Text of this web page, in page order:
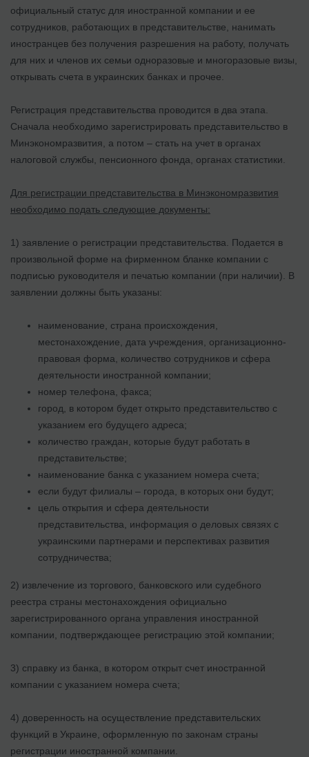
официальный статус для иностранной компании и ее
сотрудников, работающих в представительстве, нанимать
иностранцев без получения разрешения на работу, получать
для них и членов их семьи одноразовые и многоразовые визы,
открывать счета в украинских банках и прочее.
Регистрация представительства проводится в два этапа.
Сначала необходимо зарегистрировать представительство в
Минэкономразвития, а потом – стать на учет в органах
налоговой службы, пенсионного фонда, органах статистики.
Для регистрации представительства в Минэкономразвития
необходимо подать следующие документы:
1) заявление о регистрации представительства. Подается в
произвольной форме на фирменном бланке компании с
подписью руководителя и печатью компании (при наличии). В
заявлении должны быть указаны:
наименование, страна происхождения,
местонахождение, дата учреждения, организационно-
правовая форма, количество сотрудников и сфера
деятельности иностранной компании;
номер телефона, факса;
город, в котором будет открыто представительство с
указанием его будущего адреса;
количество граждан, которые будут работать в
представительстве;
наименование банка с указанием номера счета;
если будут филиалы – города, в которых они будут;
цель открытия и сфера деятельности
представительства, информация о деловых связях с
украинскими партнерами и перспективах развития
сотрудничества;
2) извлечение из торгового, банковского или судебного
реестра страны местонахождения официально
зарегистрированного органа управления иностранной
компании, подтверждающее регистрацию этой компании;
3) справку из банка, в котором открыт счет иностранной
компании с указанием номера счета;
4) доверенность на осуществление представительских
функций в Украине, оформленную по законам страны
регистрации иностранной компании.